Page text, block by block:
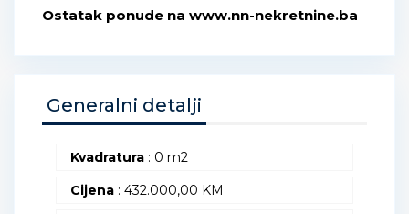
Ostatak ponude na www.nn-nekretnine.ba
Generalni detalji
Kvadratura : 0 m2
Cijena : 432.000,00 KM